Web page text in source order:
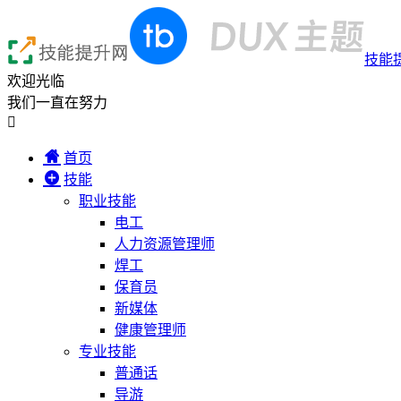
技能
欢迎光临
我们一直在努力

首页
技能
职业技能
电工
人力资源管理师
焊工
保育员
新媒体
健康管理师
专业技能
普通话
导游